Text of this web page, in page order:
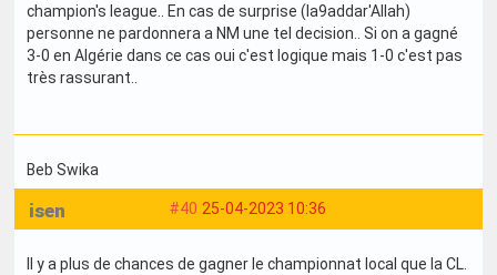
champion's league.. En cas de surprise (la9addar'Allah)
personne ne pardonnera a NM une tel decision.. Si on a gagné
3-0 en Algérie dans ce cas oui c'est logique mais 1-0 c'est pas
très rassurant..
Beb Swika
#40 25-04-2023 10:36
isen
Il y a plus de chances de gagner le championnat local que la CL.